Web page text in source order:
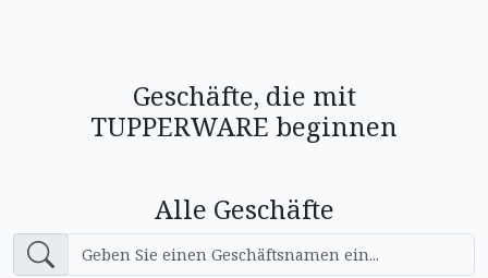
Geschäfte, die mit
TUPPERWARE beginnen
Alle Geschäfte